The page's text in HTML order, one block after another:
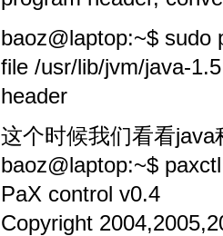
baoz@laptop:~$
file /usr/lib/jvm/java-
header
这个时候我们看看java
baoz@laptop:~$
PaX control v0.4
Copyright